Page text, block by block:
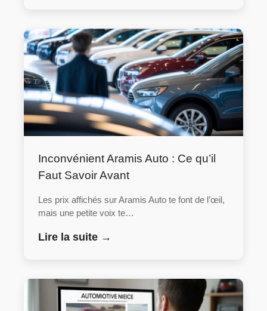
Inconvénient Aramis Auto : Ce qu’il
Faut Savoir Avant
Les prix affichés sur Aramis Auto te font de l’œil,
mais une petite voix te…
Lire la suite →